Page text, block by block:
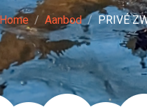
Home Aanbod PRIVÉ